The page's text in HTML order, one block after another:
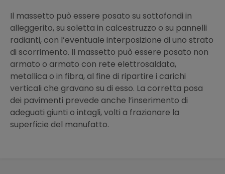
Il massetto può essere posato su sottofondi in
alleggerito, su soletta in calcestruzzo o su pannelli
radianti, con l’eventuale interposizione di uno strato
di scorrimento. Il massetto può essere posato non
armato o armato con rete elettrosaldata,
metallica o in fibra, al fine di ripartire i carichi
verticali che gravano su di esso. La corretta posa
dei pavimenti prevede anche l’inserimento di
adeguati giunti o intagli, volti a frazionare la
superficie del manufatto.